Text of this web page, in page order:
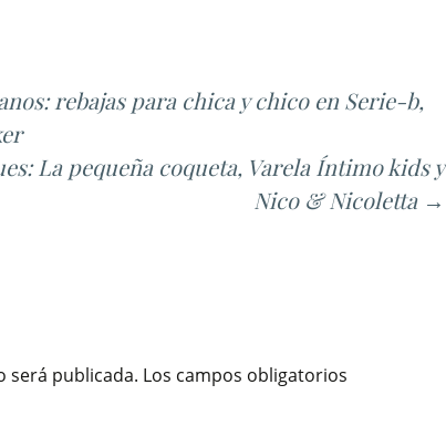
rebajas para chica y chico en Serie-b,
La pequeña coqueta, Varela Íntimo kids y
Nico & Nicoletta →
será publicada. Los campos obligatorios